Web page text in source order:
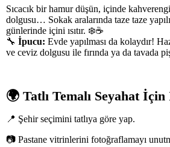
Sıcacık bir hamur düşün, içinde
dolgusu… Sokak aralarında taze taze
günlerinde içini ısıtır. ❄️☕
🔧 İpucu: Evde yapılması da kolaydır!
ve ceviz dolgusu ile fırında ya da tavada
🌍 Tatlı Temalı Seyahat
📍 Şehir seçimini tatlıya göre yap.
📷 Pastane vitrinlerini fotoğraflamayı